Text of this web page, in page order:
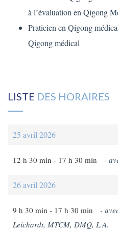
à l’évaluation en Qigong
Praticien en Qigong
Qigong médical
LISTE DES HORAIRES
25 avril 2026
12 h 30 min - 17 h 30 min -
26 avril 2026
9 h 30 min - 17 h 30 min
-
Leichardt, MTCM, DMQ, L.A.